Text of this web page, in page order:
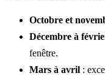
Octobre et
Décembre à
fenêtre.
Mars à avril :